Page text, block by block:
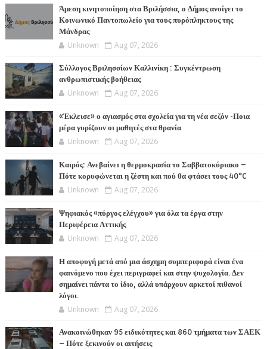
Άμεση κινητοποίηση στα Βριλήσσια, ο Δήμος ανοίγει το
Κοινωνικό Παντοπωλείο για τους πυρόπληκτους της
Μάνδρας
Unknown Aug 07, 2026
Σύλλογος Βριλησσίων Καλλινίκη : Συγκέντρωση
ανθρωπιστικής βοήθειας
Unknown Aug 07, 2026
«Έκλεισε» ο αγιασμός στα σχολεία για τη νέα σεζόν -Ποια
μέρα γυρίζουν οι μαθητές στα θρανία
Unknown Aug 07, 2026
Καιρός: Ανεβαίνει η θερμοκρασία το Σαββατοκύριακο –
Πότε κορυφώνεται η ζέστη και πού θα φτάσει τους 40°C
Unknown Aug 07, 2026
Ψηφιακός «πύργος ελέγχου» για όλα τα έργα στην
Περιφέρεια Αττικής
Unknown Aug 07, 2026
Η αποφυγή μετά από μια άσχημη συμπεριφορά είναι ένα
φαινόμενο που έχει περιγραφεί και στην ψυχολογία. Δεν
σημαίνει πάντα το ίδιο, αλλά υπάρχουν αρκετοί πιθανοί
λόγοι.
Unknown Aug 07, 2026
Ανακοινώθηκαν 95 ειδικότητες και 860 τμήματα των ΣΑΕΚ
– Πότε ξεκινούν οι αιτήσεις